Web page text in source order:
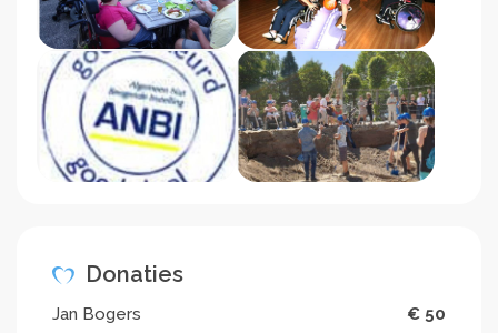
Donaties
Jan Bogers € 50